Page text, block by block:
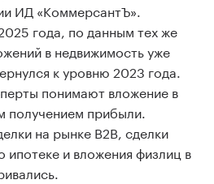
ИД «КоммерсантЪ».
года, по данным тех же
в недвижимость уже
к уровню 2023 года.
понимают вложение в
получением прибыли.
на рынке B2B, сделки
ипотеке и вложения физлиц в